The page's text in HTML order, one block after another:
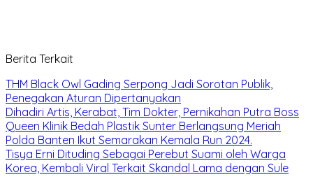
Berita Terkait
THM Black Owl Gading Serpong Jadi Sorotan Publik,
Penegakan Aturan Dipertanyakan
Dihadiri Artis, Kerabat, Tim Dokter, Pernikahan Putra Boss
Queen Klinik Bedah Plastik Sunter Berlangsung Meriah
Polda Banten Ikut Semarakan Kemala Run 2024.
Tisya Erni Dituding Sebagai Perebut Suami oleh Warga
Korea, Kembali Viral Terkait Skandal Lama dengan Sule